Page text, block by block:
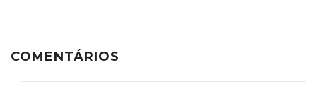
COMENTÁRIOS